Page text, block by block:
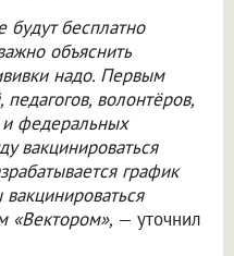
будут бесплатно
объяснить
надо. Первым
волонтёров,
и федеральных
вакцинироваться
график
«Вектором», — уточнил